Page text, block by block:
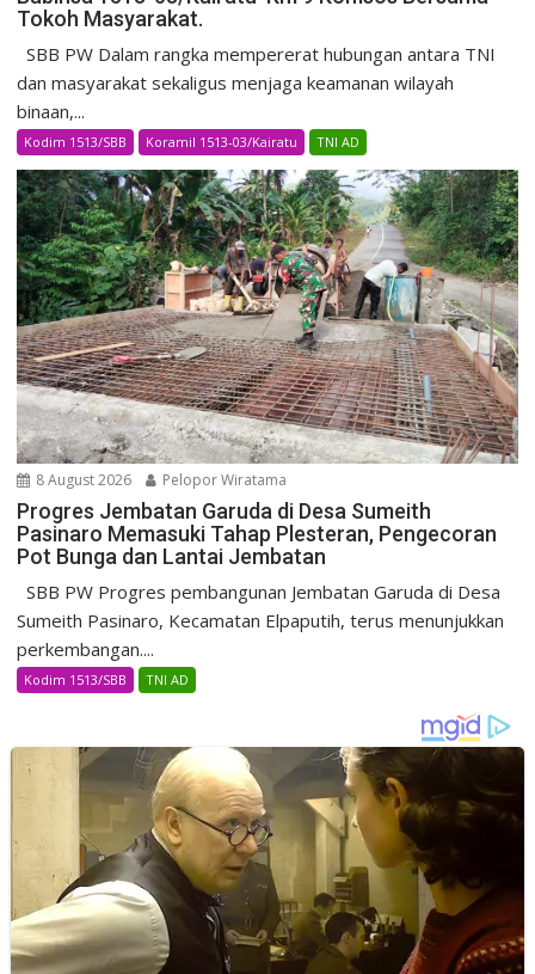
Tokoh Masyarakat.
SBB PW Dalam rangka mempererat hubungan antara TNI
dan masyarakat sekaligus menjaga keamanan wilayah
binaan,...
Kodim 1513/SBB Koramil 1513-03/Kairatu TNI AD
8 August 2026 Pelopor Wiratama
Progres Jembatan Garuda di Desa Sumeith
Pasinaro Memasuki Tahap Plesteran, Pengecoran
Pot Bunga dan Lantai Jembatan
SBB PW Progres pembangunan Jembatan Garuda di Desa
Sumeith Pasinaro, Kecamatan Elpaputih, terus menunjukkan
perkembangan....
Kodim 1513/SBB TNI AD